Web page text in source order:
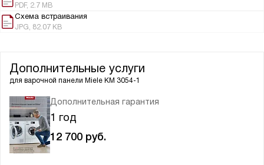
PDF, 2.7 MB
Схема встраивания
JPG, 82.07 KB
Дополнительные услуги
для варочной панели Miele KM 3054-1
Дополнительная гарантия
1 год
12 700 руб.